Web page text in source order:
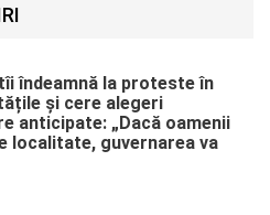
îndeamnă la proteste în
și cere alegeri
anticipate: „Dacă oamenii
localitate, guvernarea va